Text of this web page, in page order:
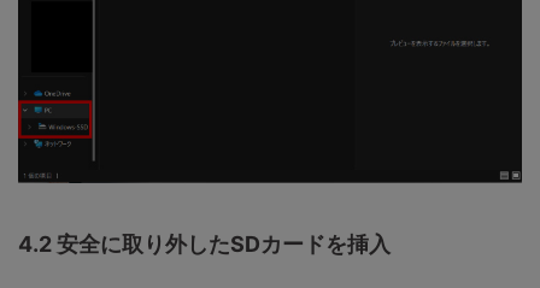
4.2 安全に取り外したSDカードを挿入